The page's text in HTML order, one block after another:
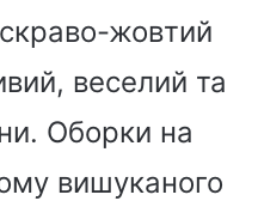
жовтий
веселий та
Оборки на
вишуканого